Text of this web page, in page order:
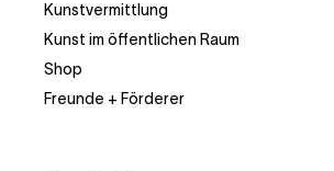
Kunstvermittlung
Kunst im öffentlichen Raum
Shop
Freunde + Förderer